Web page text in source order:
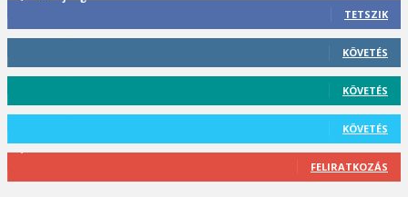
TETSZIK
KÖVETÉS
KÖVETÉS
KÖVETÉS
FELIRATKOZÁS